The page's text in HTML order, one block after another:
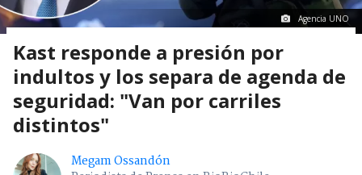
Agencia UNO
Kast responde a presión por
indultos y los separa de agenda de
seguridad: "Van por carriles
distintos"
Megam Ossandón